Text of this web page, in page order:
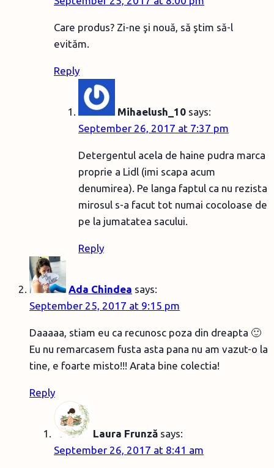
Care produs? Zi-ne şi nouă, să ştim să-l
evităm.
Reply
Mihaelush_10 says:
September 26, 2017 at 7:37 pm
Detergentul acela de haine pudra marca
proprie a Lidl (imi scapa acum
denumirea). Pe langa faptul ca nu rezista
mirosul s-a facut tot numai cocoloase de
pe la jumatatea sacului.
Reply
Ada Chindea says:
September 25, 2017 at 9:15 pm
Daaaaa, stiam eu ca recunosc poza din dreapta 🙂
Eu nu remarcasem fusta asta pana nu am vazut-o la
tine, e foarte misto!!! Arata bine colectia!
Reply
Laura Frunză says:
September 26, 2017 at 8:41 am